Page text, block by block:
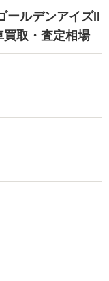
ールデンアイズII
取・査定相場